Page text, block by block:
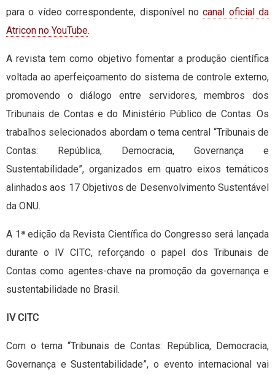
para o vídeo correspondente, disponível nocanal oficial da
Atricon no YouTube.
A revista tem como objetivo fomentar a produção científica
voltada ao aperfeiçoamento do sistema de controle externo,
promovendo o diálogo entre servidores, membros dos
Tribunais de Contas e do Ministério Público de Contas. Os
trabalhos selecionados abordam o tema central “Tribunais de
Contas: República, Democracia, Governança e
Sustentabilidade”, organizados em quatro eixos temáticos
alinhados aos 17 Objetivos de Desenvolvimento Sustentável
da ONU.
A 1ª edição da Revista Científica do Congresso será lançada
durante o IV CITC, reforçando o papel dos Tribunais de
Contas como agentes-chave na promoção da governança e
sustentabilidade no Brasil.
IV CITC
Com o tema “Tribunais de Contas: República, Democracia,
Governança e Sustentabilidade”, o evento internacional vai